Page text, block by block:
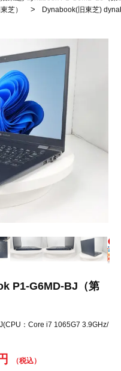
芝） > Dynabook(旧東芝)
P1-G6MD-BJ（第
：Core i7 1065G7 3.9GHz/